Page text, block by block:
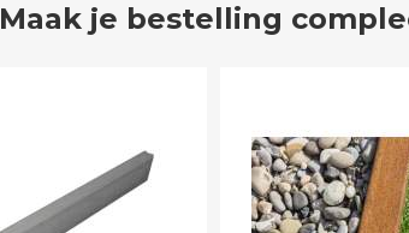
Maak je bestelling